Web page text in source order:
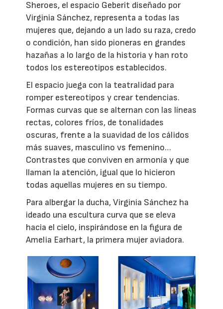
Sheroes, el espacio Geberit diseñado por
Virginia Sánchez, representa a todas las
mujeres que, dejando a un lado su raza, credo
o condición, han sido pioneras en grandes
hazañas a lo largo de la historia y han roto
todos los estereotipos establecidos.
El espacio juega con la teatralidad para
romper estereotipos y crear tendencias.
Formas curvas que se alternan con las líneas
rectas, colores fríos, de tonalidades
oscuras, frente a la suavidad de los cálidos
más suaves, masculino vs femenino…
Contrastes que conviven en armonía y que
llaman la atención, igual que lo hicieron
todas aquellas mujeres en su tiempo.
Para albergar la ducha, Virginia Sánchez ha
ideado una escultura curva que se eleva
hacia el cielo, inspirándose en la figura de
Amelia Earhart, la primera mujer aviadora.